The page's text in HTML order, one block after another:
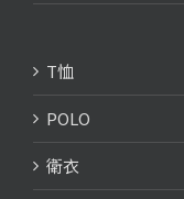
T恤
POLO
衛衣